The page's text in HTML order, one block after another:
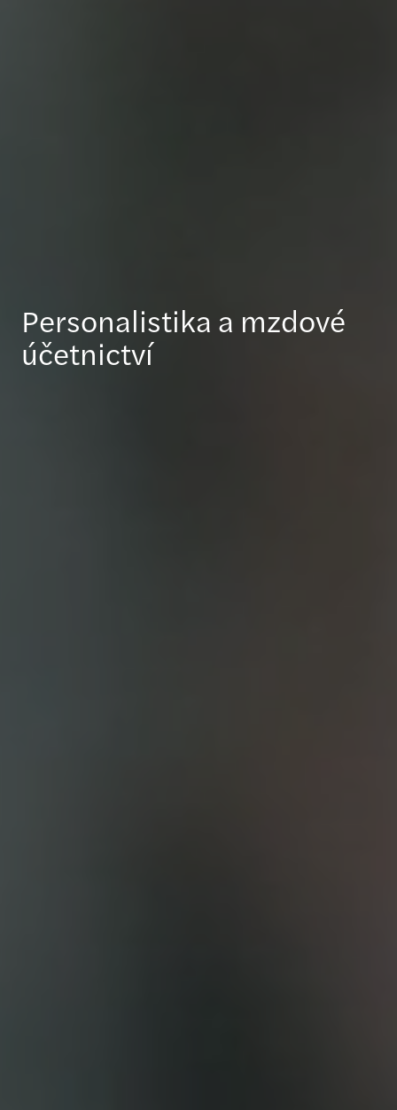
Personalistika a mzdové
účetnictví